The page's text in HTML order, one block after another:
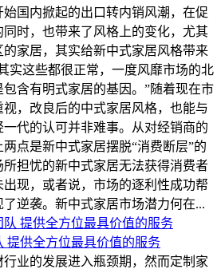
国内掀起的出口转内销风潮，在促
时，也带来了风格上的变化，尤其
的家居，其实给新中式家居风格带来
实这些都很正常，一度风靡市场的北
包含有明式家居的基因。”随着现在市
，改良后的中式家居风格，也能与
一代的认可并非难事。从对经销商的
点是新中式家居摆脱“消费断层”的
担忧的新中式家居无法获得消费者
现，或者说，市场的逐利性成功帮
逆袭。新中式家居市场潜力何在...
提供全方位最具价值的服务
业的发展进入瓶颈期，然而定制家